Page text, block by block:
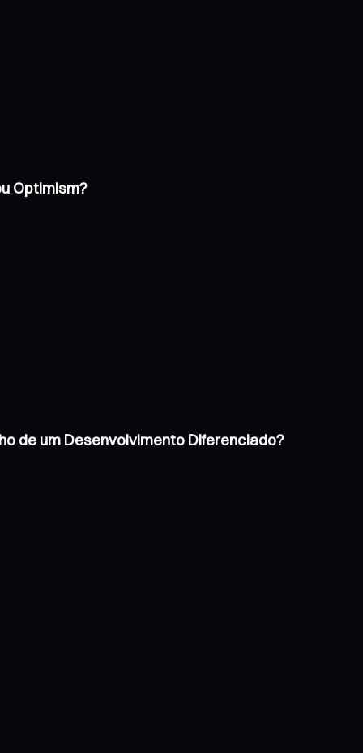
Optimism?
de um Desenvolvimento Diferenciado?